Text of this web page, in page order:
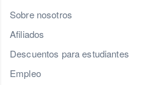
Sobre nosotros
Afiliados
Descuentos para estudiantes
Empleo